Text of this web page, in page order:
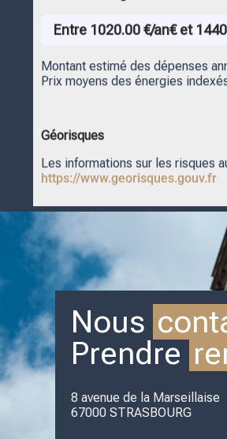
Entre 1020.00 €/an€ et
Montant estimé des dépenses
Prix moyens des énergies
Géorisques
Les informations sur les risques
https://www.georisques.gouv.fr
Nous
Prendre
8 avenue de la Marseillaise
67000 STRASBOURG